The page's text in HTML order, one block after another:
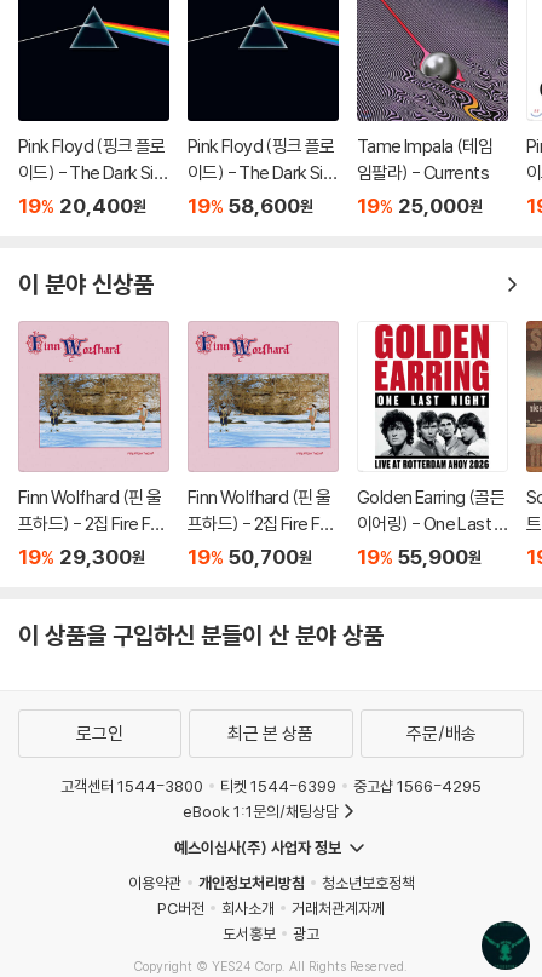
Pink Floyd (핑크 플로
이드) - The Dark Sid
e Of The Moon
19% 20,400원
Pink Floyd (핑크 플로
이드) - The Dark Sid
e Of The Moon [LP]
19% 58,600원
Tame Impala (테임
임팔라) - Currents
19% 25,000원
이 분야 신상품
Finn Wolfhard (핀 울
프하드) - 2집 Fire Fro
m The Hip
19% 29,300원
Finn Wolfhard (핀 울
프하드) - 2집 Fire Fro
m The Hip [컬러 LP]
19% 50,700원
Golden Earring (골든
이어링) - One Last N
ight [LP]
19% 55,900원
이 상품을 구입하신 분들이 산 분야 상품
로그인 최근 본 상품 주문/배송
고객센터 1544-3800 티켓 1544-6399
중고샵 1566-4295
eBook 1:1문의/채팅상담
예스이십사(주) 사업자 정보
이용약관
개인정보처리방침
청소년보호정책
PC버전
회사소개
거래처관계자께
도서홍보
광고
Copyright © YES24 Corp. All Rights Reserved.